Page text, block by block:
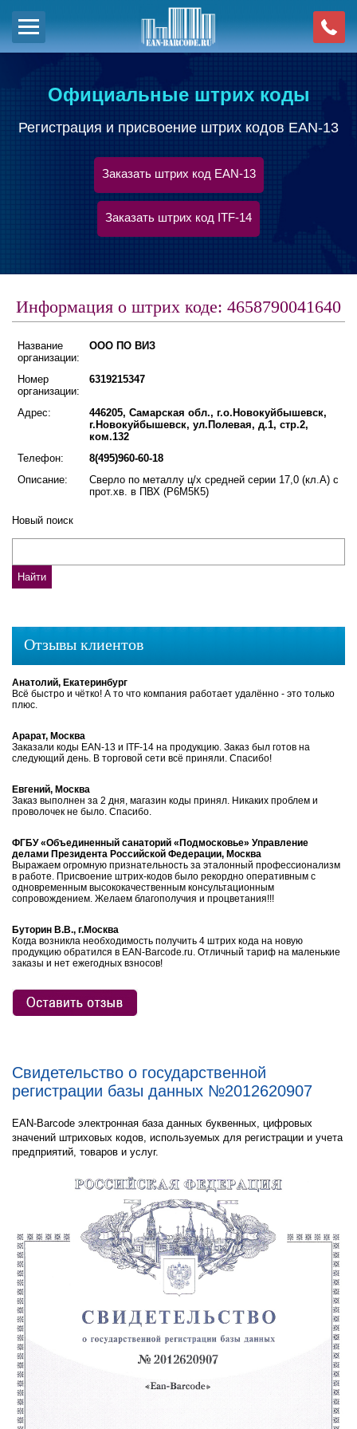
Официальные штрих коды
Регистрация и присвоение штрих кодов EAN-13
Заказать штрих код EAN-13
Заказать штрих код ITF-14
Информация о штрих коде: 4658790041640
Название
организации:
ООО ПО ВИЗ
Номер
организации:
6319215347
Адрес:
446205, Самарская обл., г.о.Новокуйбышевск,
г.Новокуйбышевск, ул.Полевая, д.1, стр.2,
ком.132
Телефон:
8(495)960-60-18
Описание:
Сверло по металлу ц/х средней серии 17,0 (кл.А) с
прот.хв. в ПВХ (Р6М5К5)
Новый поиск
Отзывы клиентов
Анатолий, Екатеринбург
Всё быстро и чётко! А то что компания работает удалённо - это только
плюс.
Арарат, Москва
Заказали коды EAN-13 и ITF-14 на продукцию. Заказ был готов на
следующий день. В торговой сети всё приняли. Спасибо!
Евгений, Москва
Заказ выполнен за 2 дня, магазин коды принял. Никаких проблем и
проволочек не было. Спасибо.
ФГБУ «Объединенный санаторий «Подмосковье» Управление
делами Президента Российской Федерации, Москва
Выражаем огромную признательность за эталонный профессионализм
в работе. Присвоение штрих-кодов было рекордно оперативным с
одновременным высококачественным консультационным
сопровождением. Желаем благополучия и процветания!!!
Буторин В.В., г.Москва
Когда возникла необходимость получить 4 штрих кода на новую
продукцию обратился в EAN-Barcode.ru. Отличный тариф на маленькие
заказы и нет ежегодных взносов!
Свидетельство о государственной
регистрации базы данных №2012620907
EAN-Barcode электронная база данных буквенных, цифровых
значений штриховых кодов, используемых для регистрации и учета
предприятий, товаров и услуг.